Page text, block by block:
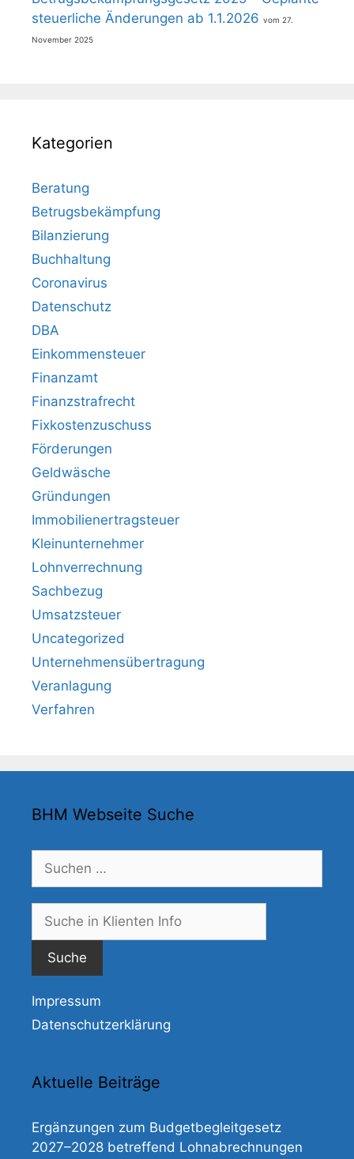
steuerliche Änderungen ab 1.1.2026
27.
November 2025
Kategorien
Beratung
Betrugsbekämpfung
Bilanzierung
Buchhaltung
Coronavirus
Datenschutz
DBA
Einkommensteuer
Finanzamt
Finanzstrafrecht
Fixkostenzuschuss
Förderungen
Geldwäsche
Gründungen
Immobilienertragsteuer
Kleinunternehmer
Lohnverrechnung
Sachbezug
Umsatzsteuer
Uncategorized
Unternehmensübertragung
Veranlagung
Verfahren
BHM Webseite Suche
Suchen
nach:
Impressum
Datenschutzerklärung
Aktuelle Beiträge
Ergänzungen zum Budgetbegleitgesetz
2027–2028 betreffend Lohnabrechnungen